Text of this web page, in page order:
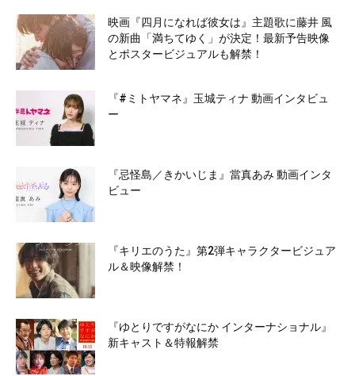
映画『四月になれば彼女は』主題歌に藤井 風
の新曲「満ちてゆく」が決定！最新予告映像
とポスタービジュアルも解禁！
『#ミトヤマネ』玉城ティナ 動画インタビュ
ー
『忌怪島／きかいじま』當真あみ 動画インタ
ビュー
『キリエのうた』第2弾キャラクタービジュア
ル＆映像解禁！
『ゆとりですがなにか インターナショナル』
新キャスト＆特報解禁